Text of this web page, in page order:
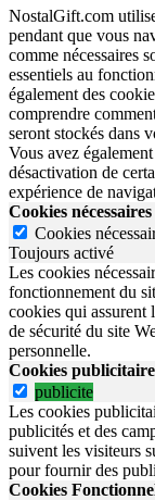
NostalGift.com
pendant que vous
comme nécessaires
essentiels au
également des
comprendre
seront stockés dans
Vous avez
désactivation de
expérience de
Cookies
Cookies
Toujours activé
Les cookies
fonctionnement du
cookies qui assurent
de sécurité du site
personnelle.
Cookies
publicite
Les cookies
publicités et des
suivent les visiteurs
pour fournir des
Cookies